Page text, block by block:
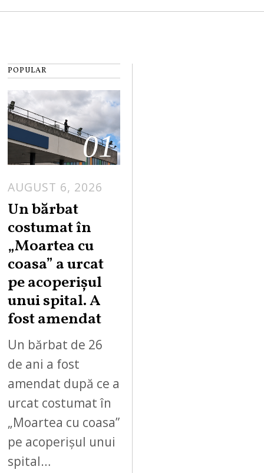
POPULAR
01
AUGUST 6, 2026
Un bărbat
costumat în
„Moartea cu
coasa” a urcat
pe acoperișul
unui spital. A
fost amendat
Un bărbat de 26
de ani a fost
amendat după ce a
urcat costumat în
„Moartea cu coasa”
pe acoperișul unui
spital…